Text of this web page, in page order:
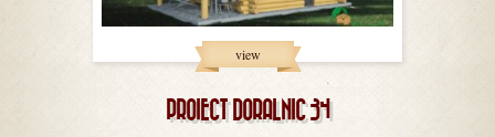
view
PROIECT DORALNIC 34